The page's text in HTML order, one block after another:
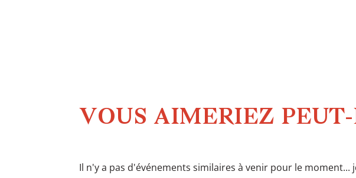
VOUS AIMERIEZ PEUT-
Il n'y a pas d'événements similaires à venir pour le moment...